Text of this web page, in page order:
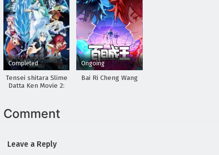
Eps 22 - April 30, 2026
Digimon Beatbreak Episodio 21 Sub Español
Eps 21 - April 30, 2026
Digimon Beatbreak Episodio 20 Sub Español
Eps 20 - April 30, 2026
Digimon Beatbreak Episodio 19 Sub Español
Completed
Tensei shitara Slime
Datta Ken Movie 2:
Ongoing
Bai Ri Cheng Wang
Comment
Leave a Reply